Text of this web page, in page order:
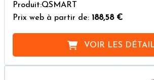
Produit:QSMART
Prix web à partir de: 188,58 €
VOIR LES